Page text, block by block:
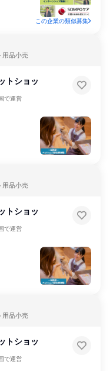
この企業の類似募集
用品小売
トショッ
で運営
用品小売
トショッ
で運営
用品小売
トショッ
で運営